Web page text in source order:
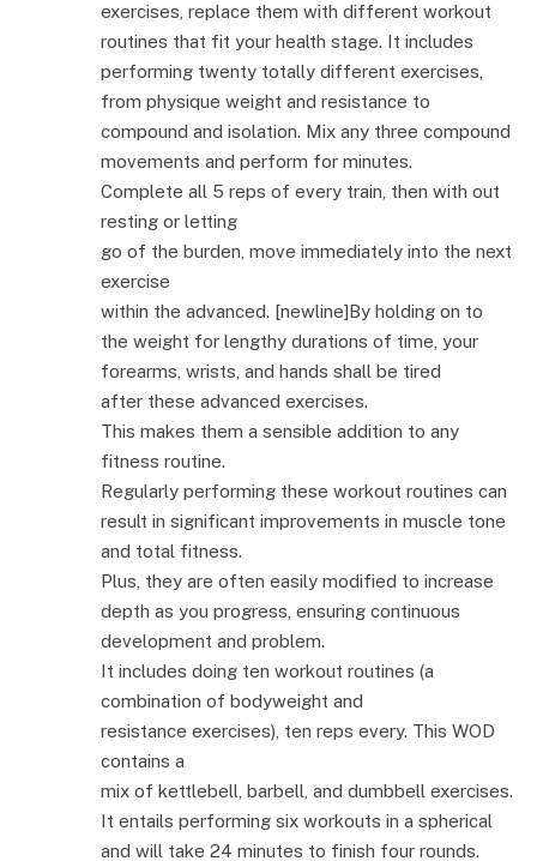
exercises, replace them with different workout
routines that fit your health stage. It includes
performing twenty totally different exercises,
from physique weight and resistance to
compound and isolation. Mix any three compound
movements and perform for minutes.
Complete all 5 reps of every train, then with out
resting or letting
go of the burden, move immediately into the next
exercise
within the advanced. [newline]By holding on to
the weight for lengthy durations of time, your
forearms, wrists, and hands shall be tired
after these advanced exercises.
This makes them a sensible addition to any
fitness routine.
Regularly performing these workout routines can
result in significant improvements in muscle tone
and total fitness.
Plus, they are often easily modified to increase
depth as you progress, ensuring continuous
development and problem.
It includes doing ten workout routines (a
combination of bodyweight and
resistance exercises), ten reps every. This WOD
contains a
mix of kettlebell, barbell, and dumbbell exercises.
It entails performing six workouts in a spherical
and will take 24 minutes to finish four rounds.